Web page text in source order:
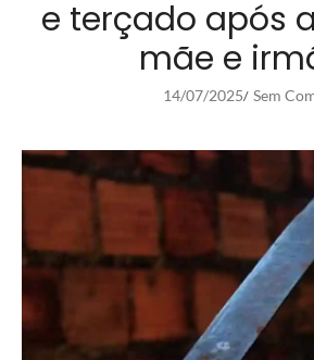
e terçado após
mãe e
14/07/2025/ Sem